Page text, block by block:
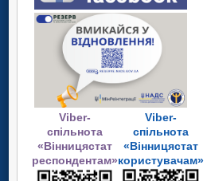
Viber-
спільнота
«Вінницястат
респондентам»
Viber-
спільнота
«Вінницястат
користувачам»